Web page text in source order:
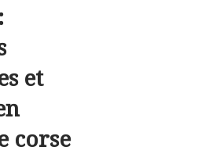
et
corse